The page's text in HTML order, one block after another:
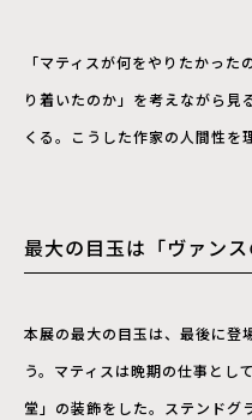
「マティスが何をやりたかっ
り着いたのか」を考えながら見
くる。こうした作家の人間性を
最大の目玉は「ヴァン
本展の最大の目玉は、最後に登
う。マティスは晩期の仕事とし
堂」の装飾をした。ステンドグ